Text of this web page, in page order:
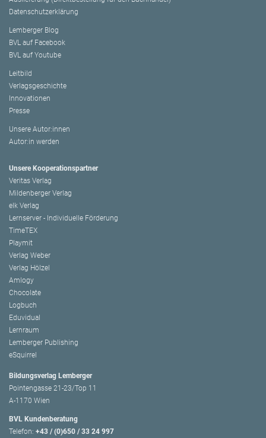
Datenschutzerklärung
Lemberger Blog
BVL auf Facebook
BVL auf Youtube
Leitbild
Verlagsgeschichte
Innovationen
Presse
Unsere Autor:innen
Autor:in werden
Unsere Kooperationspartner
Veritas Verlag
Mildenberger Verlag
elk Verlag
Lernserver - Individuelle Förderung
TimeTEX
Playmit
Verlag Weber
Verlag Hölzel
Amlogy
Chocolate
Logbuch
Eduvidual
Lernraum
Lemberger Publishing
eSquirrel
Bildungsverlag Lemberger
Pointengasse 21-23/Top 11
A-1170 Wien
BVL Kundenberatung
Telefon: +43 / (0)650 / 33 24 997